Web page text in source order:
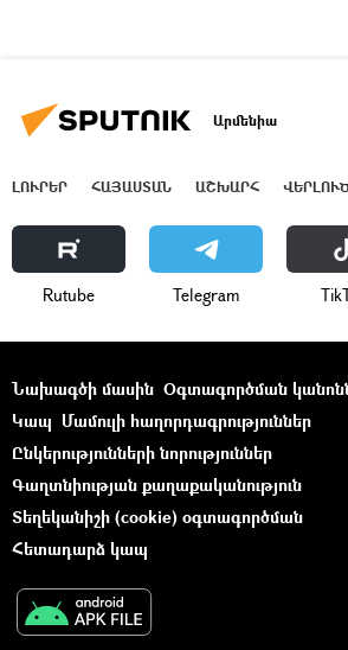
Արմենիա
ԼՈՒՐԵՐ ՀԱՅԱՍՏԱՆ ԱՇԽԱՐՀ
Rutube Telegram
Նախագծի մասին Օգտագործման
Կապ Մամուլի հաղորդագրություններ
Ընկերությունների նորություններ
Գաղտնիության քաղաքականություն
Տեղեկանիշի (cookie) օգտագործման
Հետադարձ կապ